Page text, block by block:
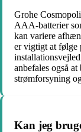
Grohe
AAA-batterier
kan variere
er vigtigt at følge
anbefales også
strømforsyning
Kan jeg